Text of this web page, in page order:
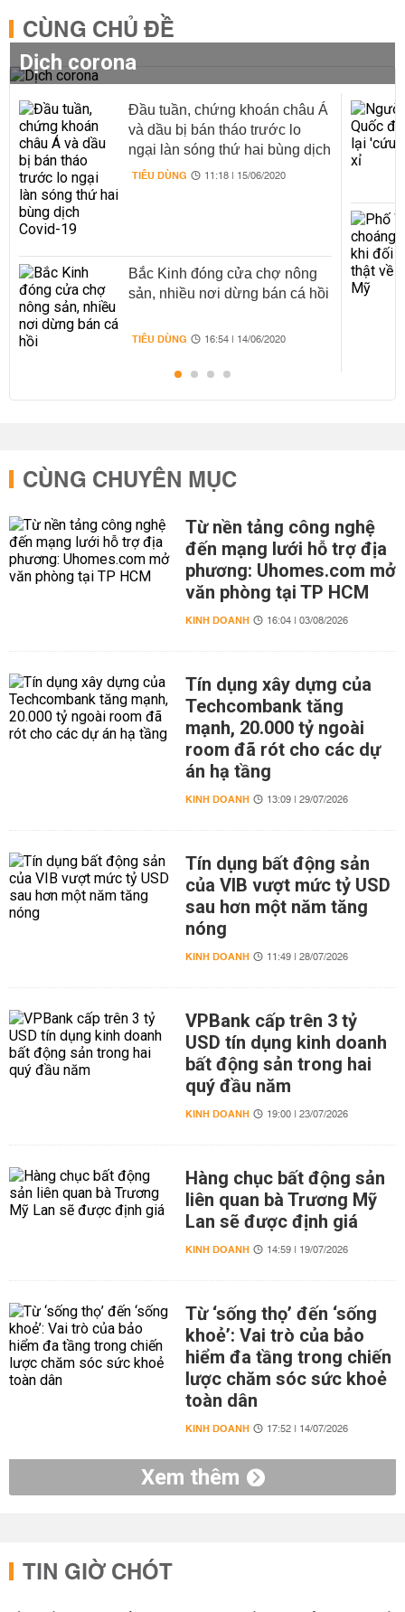
CÙNG CHỦ ĐỀ
Dịch corona
Đầu tuần, chứng khoán châu Á
và dầu bị bán tháo trước lo
ngại làn sóng thứ hai bùng dịch
Covid-19
TIÊU DÙNG 11:18 | 15/06/2020
Bắc Kinh đóng cửa chợ nông
sản, nhiều nơi dừng bán cá hồi
TIÊU DÙNG 16:54 | 14/06/2020
CÙNG CHUYÊN MỤC
Từ nền tảng công nghệ
đến mạng lưới hỗ trợ địa
phương: Uhomes.com mở
văn phòng tại TP HCM
KINH DOANH 16:04 | 03/08/2026
Tín dụng xây dựng của
Techcombank tăng
mạnh, 20.000 tỷ ngoài
room đã rót cho các dự
án hạ tầng
KINH DOANH 13:09 | 29/07/2026
Tín dụng bất động sản
của VIB vượt mức tỷ USD
sau hơn một năm tăng
nóng
KINH DOANH 11:49 | 28/07/2026
VPBank cấp trên 3 tỷ
USD tín dụng kinh doanh
bất động sản trong hai
quý đầu năm
KINH DOANH 19:00 | 23/07/2026
Hàng chục bất động sản
liên quan bà Trương Mỹ
Lan sẽ được định giá
KINH DOANH 14:59 | 19/07/2026
Từ ‘sống thọ’ đến ‘sống
khoẻ’: Vai trò của bảo
hiểm đa tầng trong chiến
lược chăm sóc sức khoẻ
toàn dân
KINH DOANH 17:52 | 14/07/2026
Xem thêm
TIN GIỜ CHÓT